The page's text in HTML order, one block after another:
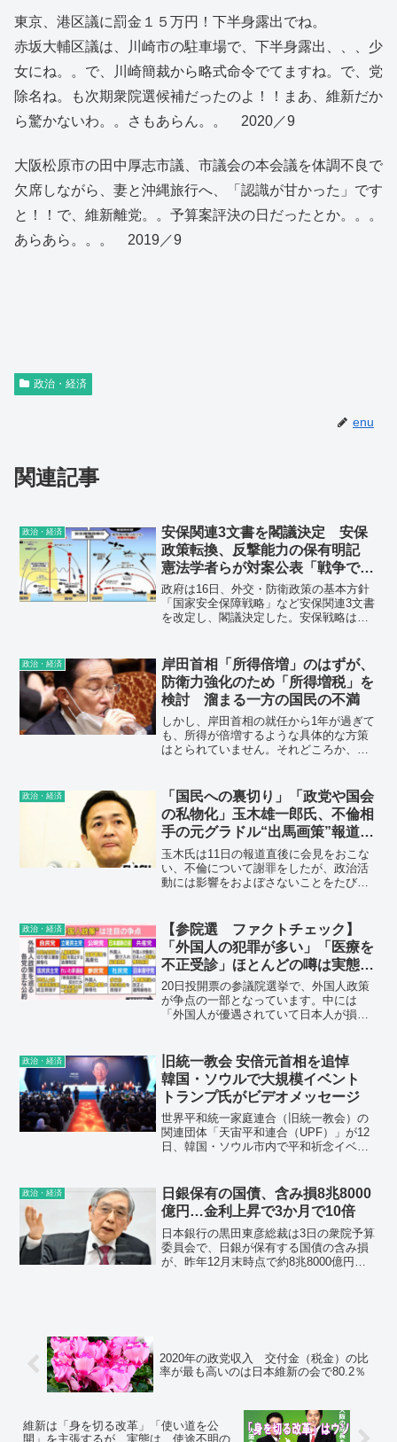
東京、港区議に罰金１５万円！下半身露出でね。
赤坂大輔区議は、川崎市の駐車場で、下半身露出、、、少
女にね。。で、川崎簡裁から略式命令でてますね。で、党
除名ね。も次期衆院選候補だったのよ！！まあ、維新だか
ら驚かないわ。。さもあらん。。 2020／9
大阪松原市の田中厚志市議、市議会の本会議を体調不良で
欠席しながら、妻と沖縄旅行へ、「認識が甘かった」です
と！！で、維新離党。。予算案評決の日だったとか。。。
あらあら。。。 2019／9
政治・経済
enu
関連記事
政治・経済
安保関連3文書を閣議決定 安保
政策転換、反撃能力の保有明記
憲法学者らが対案公表「戦争では
なく平和の準備を」
政府は16日、外交・防衛政策の基本方針
「国家安全保障戦略」など安保関連3文書
を改定し、閣議決定した。安保戦略は、
記した。相手国内を攻撃する能力を保有
してこなかった従来の安保政策を大きく
転換することになる。
政治・経済
岸田首相「所得倍増」のはずが、
防衛力強化のため「所得増税」を
検討 溜まる一方の国民の不満
しかし、岸田首相の就任から1年が過ぎて
も、所得が倍増するような具体的な方策
はとられていません。それどころか、物
がたい、という声が圧倒的に多いのも当
然でしょう。
政治・経済
「国民への裏切り」「政党や国会
の私物化」玉木雄一郎氏、不倫相
手の元グラドル“出馬画策”報道で
有権者の怒り爆発
玉木氏は11日の報道直後に会見をおこな
い、不倫について謝罪をしたが、政治活
動には影響をおよぼさないことをたびた
別だろう。X上では、玉木氏の“出馬画
策”に対して嫌悪感が爆発している。
政治・経済
【参院選 ファクトチェック】
「外国人の犯罪が多い」「医療を
不正受診」ほとんどの噂は実態反
映せず 参院選で広まる「外国人
排斥論」に注意 日本人の権利抑
制につながる恐れも 専門家とと
20日投開票の参議院選挙で、外国人政策
が争点の一部となっています。中には
「外国人が優遇されていて日本人が損を
た、そうした排外主義政策は、どのよう
な結果を巻き起こすのでしょうか。
政治・経済
旧統一教会 安倍元首相を追悼
韓国・ソウルで大規模イベント
トランプ氏がビデオメッセージ
世界平和統一家庭連合（旧統一教会）の
関連団体「天宙平和連合（UPF）」が12
日、韓国・ソウル市内で平和祈念イベン
ランプ前米大統領も約10分のビデオメッ
セージで登場。国内の反応は「統一教会
の世界葬をしたんで、日本の国葬はもう
不要だよね」
政治・経済
日銀保有の国債、含み損8兆8000
億円…金利上昇で3か月で10倍
日本銀行の黒田東彦総裁は3日の衆院予算
委員会で、日銀が保有する国債の含み損
が、昨年12月末時点で約8兆8000億円に
2020年の政党収入 交付金（税金）の比
率が最も高いのは日本維新の会で80.2％
維新は「身を切る改革」「使い道を公
開」を主張するが、実態は、使途不明の